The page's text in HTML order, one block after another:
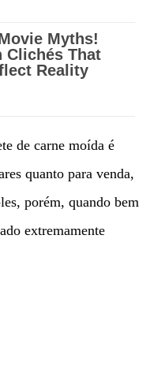
de carne moída é
quanto para venda,
porém, quando bem
extremamente